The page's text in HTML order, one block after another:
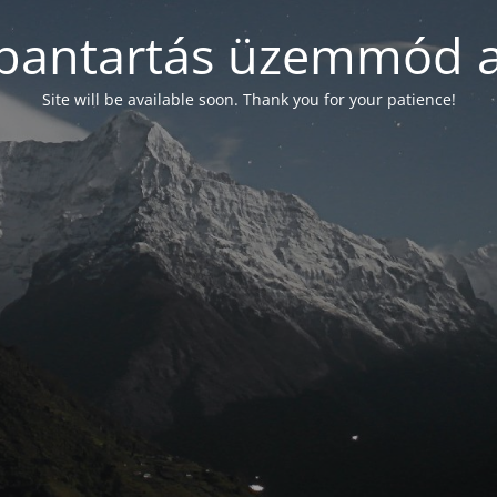
üzemmód
Site will be available soon. Thank you for your patience!